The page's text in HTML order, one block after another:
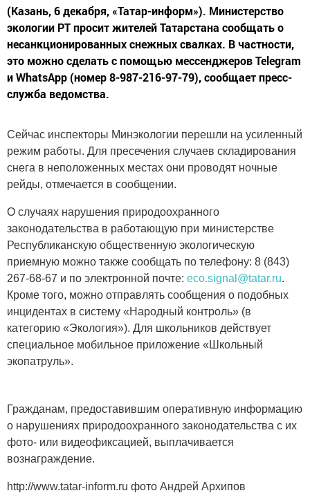
(Казань, 6 декабря, «Татар-информ»). Министерство
экологии РТ просит жителей Татарстана сообщать о
несанкционированных снежных свалках. В частности,
это можно сделать с помощью мессенджеров Telegram
и WhatsApp (номер 8-987-216-97-79), сообщает пресс-
служба ведомства.
Сейчас инспекторы Минэкологии перешли на усиленный
режим работы. Для пресечения случаев складирования
снега в неположенных местах они проводят ночные
рейды, отмечается в сообщении.
О случаях нарушения природоохранного
законодательства в работающую при министерстве
Республиканскую общественную экологическую
приемную можно также сообщать по телефону: 8 (843)
267-68-67 и по электронной почте: eco.signal@tatar.ru.
Кроме того, можно отправлять сообщения о подобных
инцидентах в систему «Народный контроль» (в
категорию «Экология»). Для школьников действует
специальное мобильное приложение «Школьный
экопатруль».
Гражданам, предоставившим оперативную информацию
о нарушениях природоохранного законодательства с их
фото- или видеофиксацией, выплачивается
вознаграждение.
http://www.tatar-inform.ru фото Андрей Архипов